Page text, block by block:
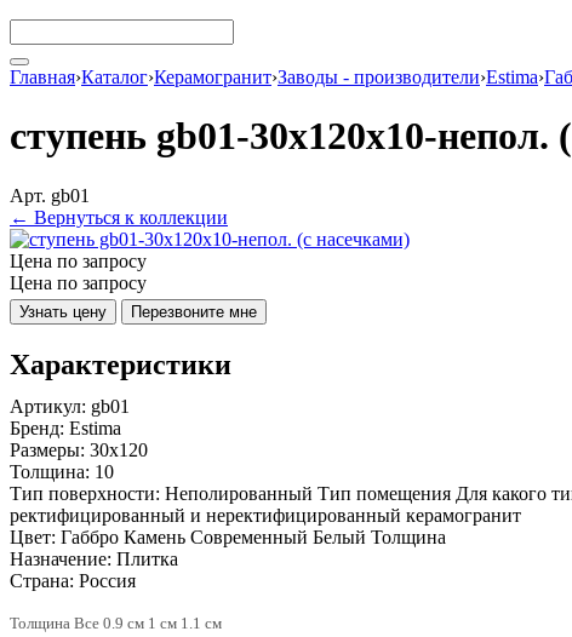
Главная›Каталог›Керамогранит›Заводы - производители›Estima›
ступень gb01-30x120x10-непол.
Арт. gb01
← Вернуться к коллекции
Цена по запросу
Цена по запросу
Узнать цену Перезвоните мне
Характеристики
Артикул: gb01
Бренд: Estima
Размеры: 30x120
Толщина: 10
Тип поверхности: Неполированный Тип помещения Для какого
ректифицированный и неректифицированный керамогранит
Цвет: Габбро Камень Современный Белый Толщина
Назначение: Плитка
Страна: Россия
Толщина Все 0.9 см 1 см 1.1 см